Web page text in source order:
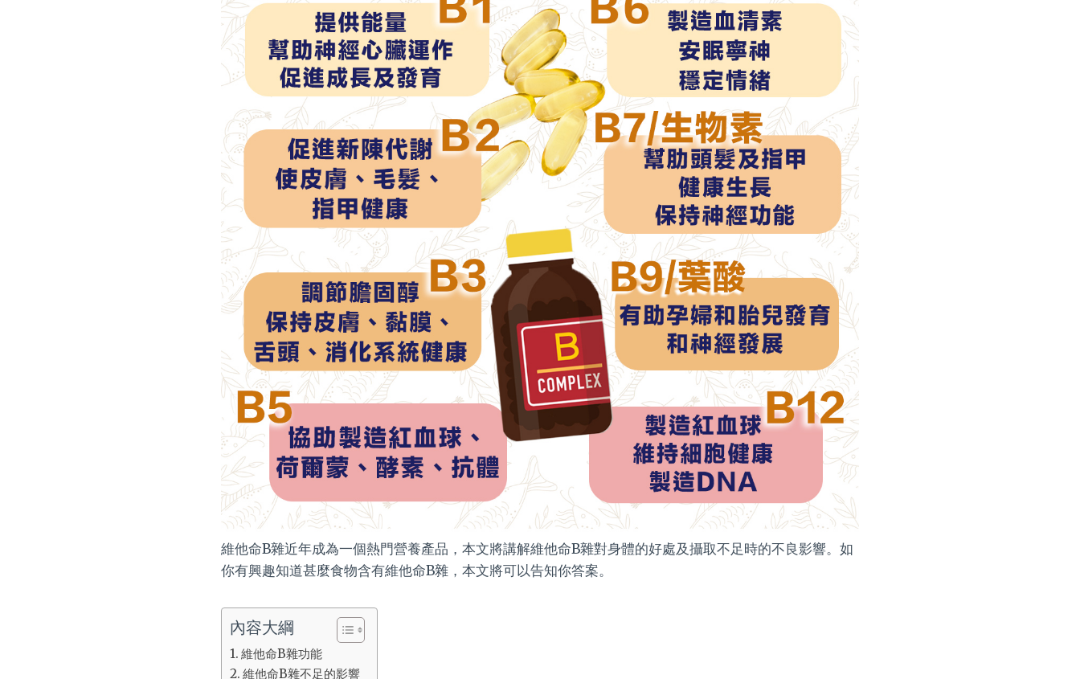
維他命B雜近年成為一個熱門營養產品，本文將講解維他命B雜對身體的好處及攝取不足時的不良影響。如
你有興趣知道甚麼食物含有維他命B雜，本文將可以告知你答案。
內容大綱
維他命B雜功能
維他命B雜不足的影響